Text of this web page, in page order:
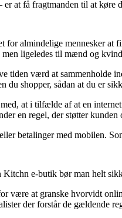
at få fragtmanden til at køre
for almindelige mennesker
ligeledes til mænd og
tiden værd at sammenholde
shopper, sådan at du er
at i tilfælde af at en
en regel, der støtter kunden
betalinger med mobilen.
e-butik bør man helt
være at granske hvorvidt
der forstår de gældende